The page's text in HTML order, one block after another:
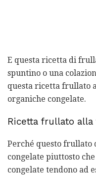
E questa ricetta di
spuntino o una
questa ricetta frullato
organiche congelate.
Ricetta frullato alla
Perché questo frullato
congelate piuttosto
congelate tendono ad